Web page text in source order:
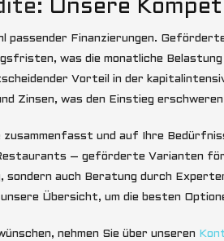
Unsere
Finanzierungen.
was die monatliche
Vorteil in der
Zinsen, was den Einstieg erschweren
zusammenfasst und auf Ihre
– geförderte Varianten
auch Beratung durch
Übersicht, um die besten
nehmen Sie über unseren